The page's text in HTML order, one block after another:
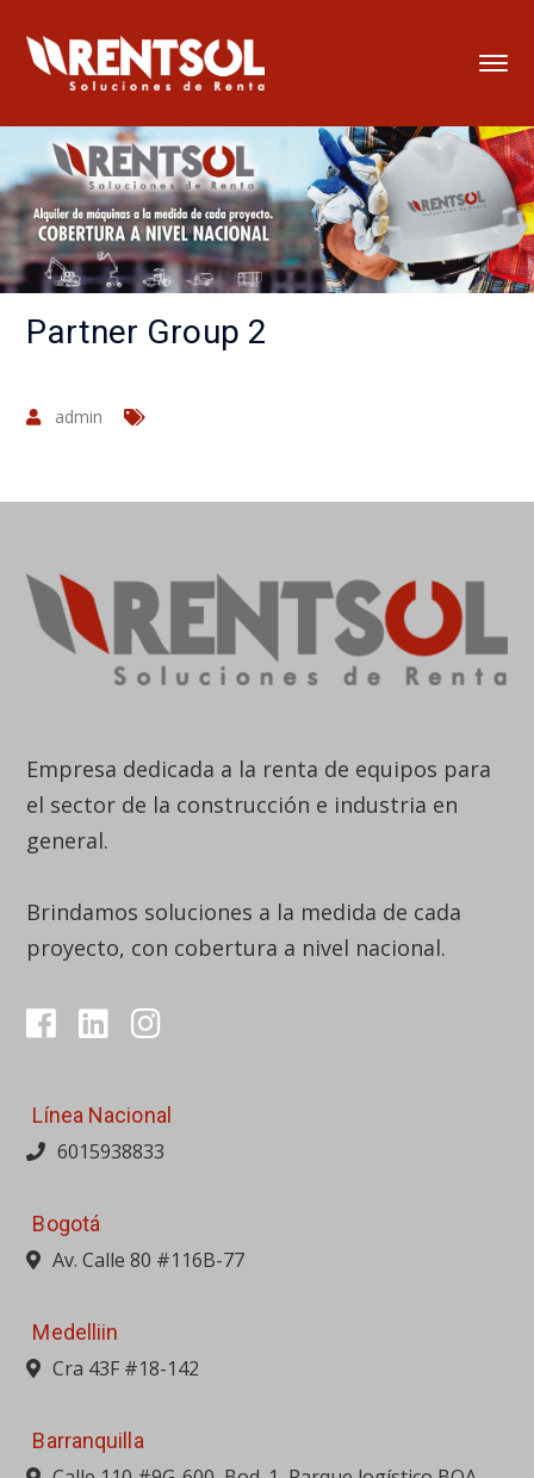
Partner Group 2
admin
Empresa dedicada a la renta de equipos para
el sector de la construcción e industria en
general.
Brindamos soluciones a la medida de cada
proyecto, con cobertura a nivel nacional.
Línea Nacional
6015938833
Bogotá
Av. Calle 80 #116B-77
Medelliin
Cra 43F #18-142
Barranquilla